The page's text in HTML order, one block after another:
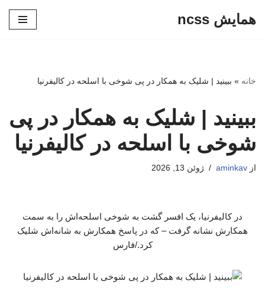
همایش ncss
خانه » ببینید | شلیک به همکار در پی شوخی با اسلحه در کالیفرنیا
ببینید | شلیک به همکار در پی
شوخی با اسلحه در کالیفرنیا
از aminkav ژوئن 13, 2026
در کالیفرنیا، یک افسر گشت به شوخی اسلحه‌اش را به سمت
همکارش نشانه گرفت – که در پاسخ همکارش به شانه‌اش شلیک
کرد./فارس